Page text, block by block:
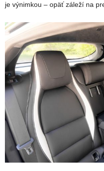
je výnimkou – opäť záleží na